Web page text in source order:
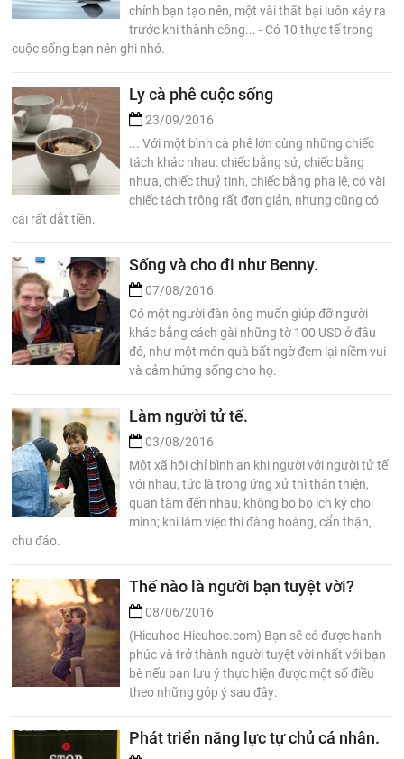
chính bạn tạo nên, một vài thất bại luôn xảy ra
trước khi thành công... - Có 10 thực tế trong
cuộc sống bạn nên ghi nhớ.
Ly cà phê cuộc sống
23/09/2016
... Với một bình cà phê lớn cùng những chiếc
tách khác nhau: chiếc bằng sứ, chiếc bằng
nhựa, chiếc thuỷ tinh, chiếc bằng pha lê, có vài
chiếc tách trông rất đơn giản, nhưng cũng có
cái rất đắt tiền.
Sống và cho đi như Benny.
07/08/2016
Có một người đàn ông muốn giúp đỡ người
khác bằng cách gài những tờ 100 USD ở đâu
đó, như một món quà bất ngờ đem lại niềm vui
và cảm hứng sống cho họ.
Làm người tử tế.
03/08/2016
Một xã hội chỉ bình an khi người với người tử tế
với nhau, tức là trong ứng xử thì thân thiện,
quan tâm đến nhau, không bo bo ích kỷ cho
mình; khi làm việc thì đàng hoàng, cẩn thận,
chu đáo.
Thế nào là người bạn tuyệt vời?
08/06/2016
(Hieuhoc-Hieuhoc.com) Bạn sẽ có được hạnh
phúc và trở thành người tuyệt vời nhất với bạn
bè nếu bạn lưu ý thực hiện được một số điều
theo những góp ý sau đây:
Phát triển năng lực tự chủ cá nhân.